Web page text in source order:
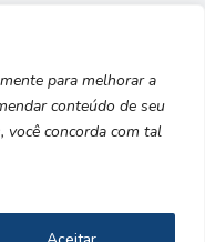
para melhorar a
conteúdo de seu
você concorda com tal